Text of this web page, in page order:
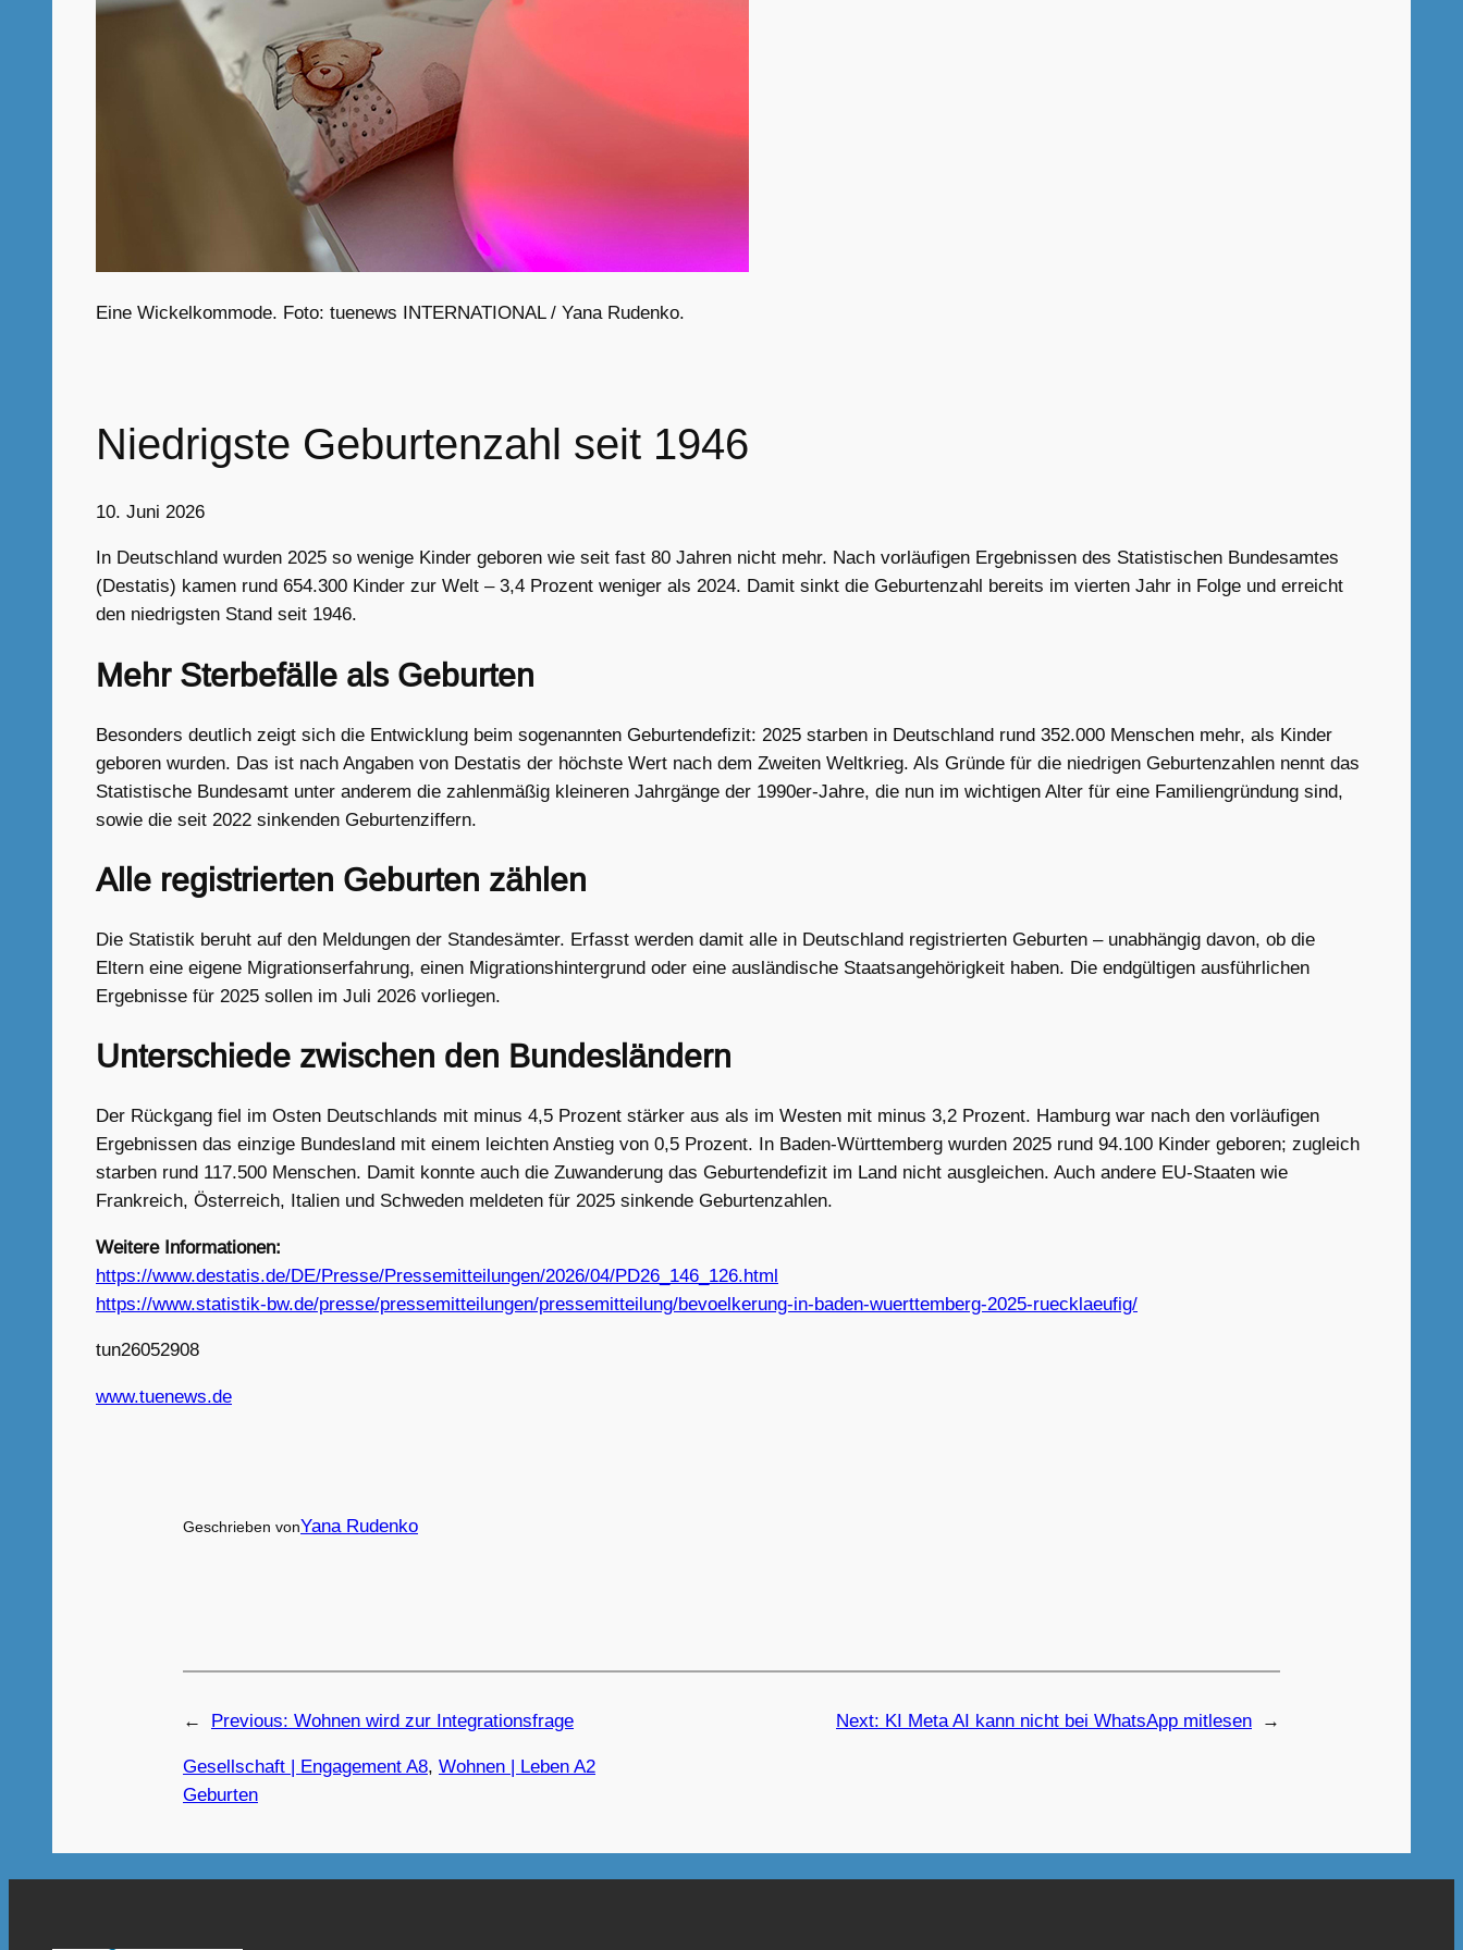
Eine Wickelkommode. Foto: tuenews INTERNATIONAL / Yana Rudenko.
Niedrigste Geburtenzahl seit 1946
10. Juni 2026
In Deutschland wurden 2025 so wenige Kinder geboren wie seit fast 80 Jahren nicht mehr. Nach vorläufigen Ergebnissen des Statistischen Bundesamtes
(Destatis) kamen rund 654.300 Kinder zur Welt – 3,4 Prozent weniger als 2024. Damit sinkt die Geburtenzahl bereits im vierten Jahr in Folge und erreicht
den niedrigsten Stand seit 1946.
Mehr Sterbefälle als Geburten
Besonders deutlich zeigt sich die Entwicklung beim sogenannten Geburtendefizit: 2025 starben in Deutschland rund 352.000 Menschen mehr, als Kinder
geboren wurden. Das ist nach Angaben von Destatis der höchste Wert nach dem Zweiten Weltkrieg. Als Gründe für die niedrigen Geburtenzahlen nennt das
Statistische Bundesamt unter anderem die zahlenmäßig kleineren Jahrgänge der 1990er-Jahre, die nun im wichtigen Alter für eine Familiengründung sind,
sowie die seit 2022 sinkenden Geburtenziffern.
Alle registrierten Geburten zählen
Die Statistik beruht auf den Meldungen der Standesämter. Erfasst werden damit alle in Deutschland registrierten Geburten – unabhängig davon, ob die
Eltern eine eigene Migrationserfahrung, einen Migrationshintergrund oder eine ausländische Staatsangehörigkeit haben. Die endgültigen ausführlichen
Ergebnisse für 2025 sollen im Juli 2026 vorliegen.
Unterschiede zwischen den Bundesländern
Der Rückgang fiel im Osten Deutschlands mit minus 4,5 Prozent stärker aus als im Westen mit minus 3,2 Prozent. Hamburg war nach den vorläufigen
Ergebnissen das einzige Bundesland mit einem leichten Anstieg von 0,5 Prozent. In Baden-Württemberg wurden 2025 rund 94.100 Kinder geboren; zugleich
starben rund 117.500 Menschen. Damit konnte auch die Zuwanderung das Geburtendefizit im Land nicht ausgleichen. Auch andere EU-Staaten wie
Frankreich, Österreich, Italien und Schweden meldeten für 2025 sinkende Geburtenzahlen.
Weitere Informationen:
https://www.destatis.de/DE/Presse/Pressemitteilungen/2026/04/PD26_146_126.html
https://www.statistik-bw.de/presse/pressemitteilungen/pressemitteilung/bevoelkerung-in-baden-wuerttemberg-2025-ruecklaeufig/
tun26052908
www.tuenews.de
Geschrieben vonYana Rudenko
← Previous: Wohnen wird zur Integrationsfrage Next: KI Meta AI kann nicht bei WhatsApp mitlesen →
Gesellschaft | Engagement A8, Wohnen | Leben A2
Geburten